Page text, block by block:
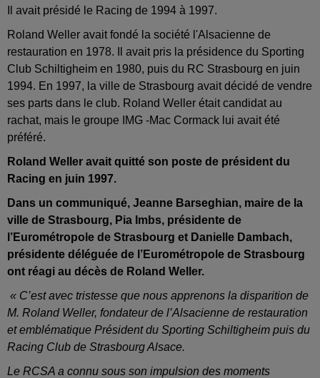
Il avait présidé le Racing de 1994 à 1997.
Roland Weller avait fondé la société l'Alsacienne de
restauration en 1978. Il avait pris la présidence du Sporting
Club Schiltigheim en 1980, puis du RC Strasbourg en juin
1994. En 1997, la ville de Strasbourg avait décidé de vendre
ses parts dans le club. Roland Weller était candidat au
rachat, mais le groupe IMG -Mac Cormack lui avait été
préféré.
Roland Weller avait quitté son poste de président du
Racing en juin 1997.
Dans un communiqué, Jeanne Barseghian, maire de la
ville de Strasbourg, Pia Imbs, présidente de
l’Eurométropole de Strasbourg et Danielle Dambach,
présidente déléguée de l’Eurométropole de Strasbourg
ont réagi au décès de Roland Weller.
« C’est avec tristesse que nous apprenons la disparition de
M. Roland Weller, fondateur de l’Alsacienne de restauration
et emblématique Président du Sporting Schiltigheim puis du
Racing Club de Strasbourg Alsace.
Le RCSA a connu sous son impulsion des moments